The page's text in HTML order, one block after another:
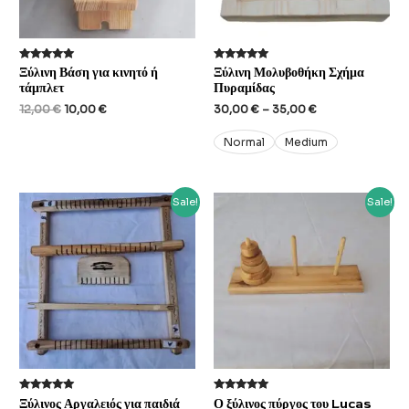
Rated
5.00
out of 5
Ξύλινη Βάση για κινητό ή
τάμπλετ
12,00€Original
10,00€Current
Rated
5.00
out of 5
Ξύλινη Μολυβοθήκη Σχήμα
Πυραμίδας
30,00€ – 35,00€Price
30,00 €
through
Normal Medium
Sale!
Rated
Ξύλινος Αργαλειός για παιδιά
Sale!
Rated
Ο ξύλινος πύργος του Lucas